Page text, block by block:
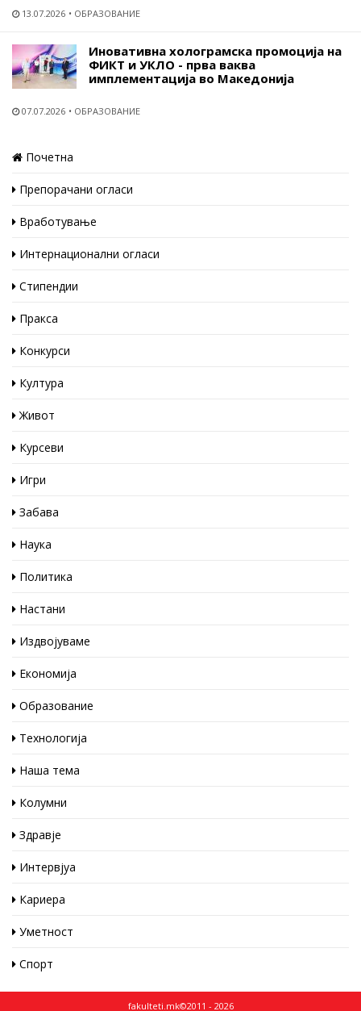
13.07.2026 ОБРАЗОВАНИЕ
Иновативна холограмска промоција на
ФИКТ и УКЛО - прва ваква
имплементација во Македонија
07.07.2026 ОБРАЗОВАНИЕ
Почетна
Препорачани огласи
Вработување
Интернационални огласи
Стипендии
Пракса
Конкурси
Култура
Живот
Курсеви
Игри
Забава
Наука
Политика
Настани
Издвојуваме
Економија
Образование
Технологија
Наша тема
Колумни
Здравје
Интервјуа
Кариера
Уметност
Спорт
fakulteti.mk©2011 - 2026